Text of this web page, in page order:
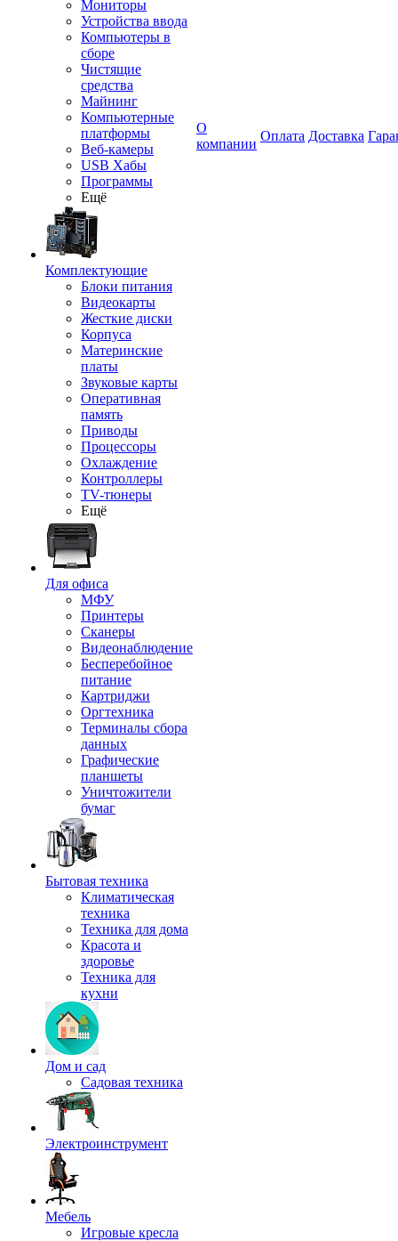
Мониторы
Устройства ввода
Компьютеры в
сборе
Чистящие
средства
Майнинг
Компьютерные
платформы
Веб-камеры
USB Хабы
Программы
Ещё
Комплектующие
Блоки питания
Видеокарты
Жесткие диски
Корпуса
Материнские
платы
Звуковые карты
Оперативная
память
Приводы
Процессоры
Охлаждение
Контроллеры
TV-тюнеры
Ещё
Для офиса
МФУ
Принтеры
Сканеры
Видеонаблюдение
Бесперебойное
питание
Картриджи
Оргтехника
Терминалы сбора
данных
Графические
планшеты
Уничтожители
бумаг
Бытовая техника
Климатическая
техника
Техника для дома
Красота и
здоровье
Техника для
кухни
Дом и сад
Садовая техника
Электроинструмент
Мебель
Игровые кресла
О
компании
Оплата Доставка